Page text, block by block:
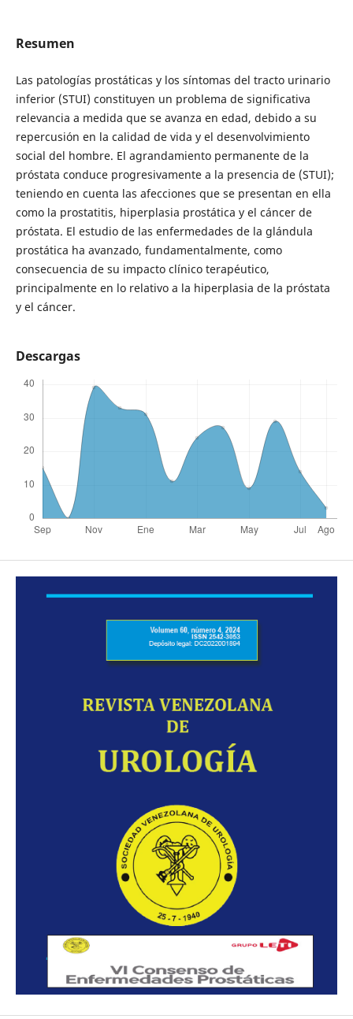
Resumen
Las patologías prostáticas y los síntomas del tracto urinario
inferior (STUI) constituyen un problema de significativa
relevancia a medida que se avanza en edad, debido a su
repercusión en la calidad de vida y el desenvolvimiento
social del hombre. El agrandamiento permanente de la
próstata conduce progresivamente a la presencia de (STUI);
teniendo en cuenta las afecciones que se presentan en ella
como la prostatitis, hiperplasia prostática y el cáncer de
próstata. El estudio de las enfermedades de la glándula
prostática ha avanzado, fundamentalmente, como
consecuencia de su impacto clínico terapéutico,
principalmente en lo relativo a la hiperplasia de la próstata
y el cáncer.
Descargas